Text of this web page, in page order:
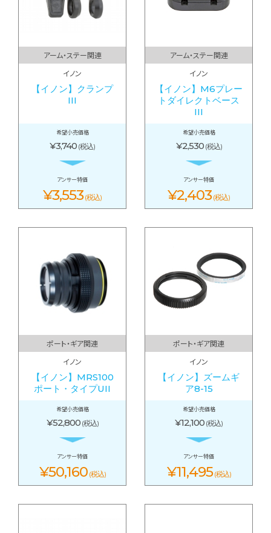
アーム・ステー関連
イノン
【イノン】クランプ
III
希望小売価格
¥3,740 (税込)
アンサー特価
¥3,553 (税込)
アーム・ステー関連
イノン
【イノン】M6プレー
トダイレクトベース
III
希望小売価格
¥2,530 (税込)
アンサー特価
¥2,403 (税込)
ポート・ギア関連
イノン
【イノン】MRS100
ポート・タイプUII
希望小売価格
¥52,800 (税込)
アンサー特価
¥50,160 (税込)
ポート・ギア関連
イノン
【イノン】ズームギ
ア8-15
希望小売価格
¥12,100 (税込)
アンサー特価
¥11,495 (税込)